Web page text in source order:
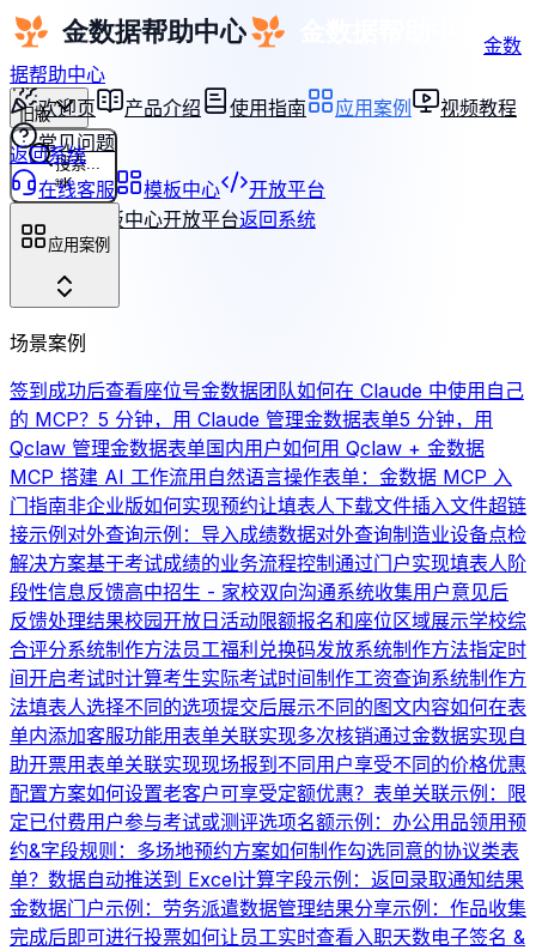
金数
据帮助中心
旧版
搜索...
⌘K
在线客服 模板中心开放平台返回系统
欢迎页 产品介绍 使用指南 应用案例
视频教程
常见问题
返回系统
在线客服
模板中心 开放平台
应用案例
场景案例
签到成功后查看座位号金数据团队如何在 Claude 中使用自己
的 MCP？ 5 分钟，用 Claude 管理金数据表单5 分钟，用
Qclaw 管理金数据表单国内用户如何用 Qclaw + 金数据
MCP 搭建 AI 工作流用自然语言操作表单：金数据 MCP 入
门指南非企业版如何实现预约让填表人下载文件插入文件超链
接示例对外查询示例：导入成绩数据对外查询制造业设备点检
解决方案基于考试成绩的业务流程控制通过门户实现填表人阶
段性信息反馈高中招生 - 家校双向沟通系统收集用户意见后
反馈处理结果校园开放日活动限额报名和座位区域展示学校综
合评分系统制作方法员工福利兑换码发放系统制作方法指定时
间开启考试时计算考生实际考试时间制作工资查询系统制作方
法填表人选择不同的选项提交后展示不同的图文内容如何在表
单内添加客服功能用表单关联实现多次核销通过金数据实现自
助开票用表单关联实现现场报到不同用户享受不同的价格优惠
配置方案如何设置老客户可享受定额优惠？ 表单关联示例：限
定已付费用户参与考试或测评选项名额示例：办公用品领用预
约&字段规则：多场地预约方案如何制作勾选同意的协议类表
单？ 数据自动推送到 Excel计算字段示例：返回录取通知结果
金数据门户示例：劳务派遣数据管理结果分享示例：作品收集
完成后即可进行投票如何让员工实时查看入职天数电子签名 &